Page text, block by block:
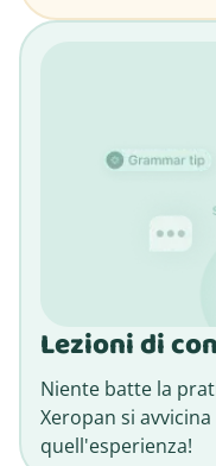
Lezioni di
Niente batte la
Xeropan si
quell'esperienza!